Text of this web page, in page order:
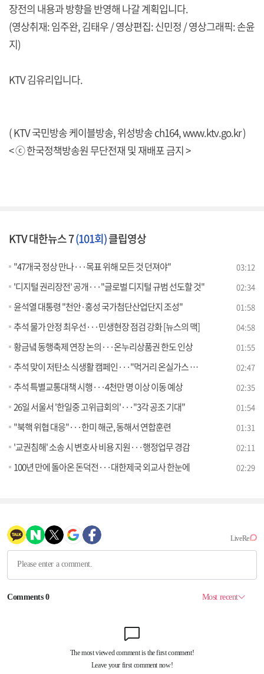
장전의 내용과 방향을 반영해 나갈 계획입니다.
(영상취재: 임주완, 김태우 / 영상편집: 신민정 / 영상그래픽: 손윤
지)
KTV 김유리입니다.
( KTV 국민방송 케이블방송, 위성방송 ch164,www.ktv.go.kr)
< ⓒ 한국정책방송원 무단전재 및 재배포 금지 >
KTV 대한뉴스 7(101회)클립영상
"47개국 정상 만나···목표 위해 모든 것 던져야" 03:12
'디지털 권리장전' 공개···"글로벌 디지털 규범 선도할 것" 02:34
윤석열 대통령 "천안·홍성 국가첨단산업단지 조성" 01:58
추석 물가 안정 최우선···민생현장 점검 강화 [뉴스의 맥] 04:58
황금녘 동행축제 연장 논의···온누리상품권 한도 인상 01:55
추석 맞이 저탄소 식생활 캠페인···"먹거리 온실가스 감축" [정책현장+] 02:47
추석 특별교통대책 시행···4천만 명 이상 이동 예상 02:35
26일 서울서 '한일중 고위급회의'···"3각 공조 기대" 01:54
"북핵 위협 대응"···한미 해군, 동해서 연합훈련 01:31
'교권침해' 소송 시 변호사 비용 지원···행정업무 경감 02:11
100년 만에 돌아온 돈덕전···대한제국 외교사 한눈에 02:29